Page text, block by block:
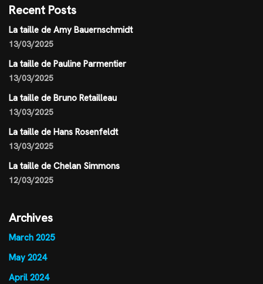
Recent Posts
La taille de Amy Bauernschmidt
13/03/2025
La taille de Pauline Parmentier
13/03/2025
La taille de Bruno Retailleau
13/03/2025
La taille de Hans Rosenfeldt
13/03/2025
La taille de Chelan Simmons
12/03/2025
Archives
March 2025
May 2024
April 2024